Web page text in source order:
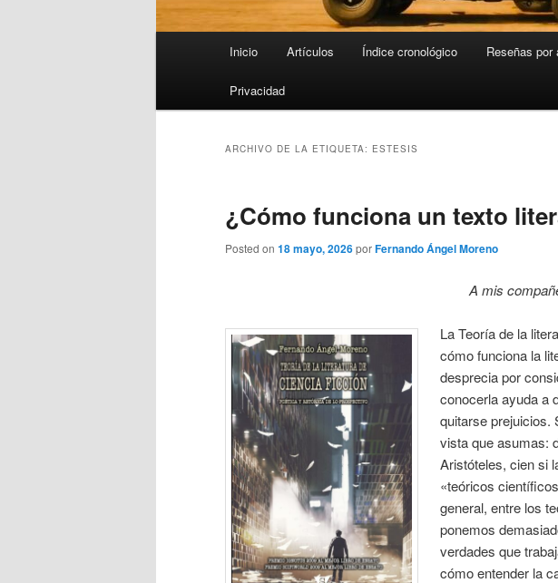
Inicio Artículos Índice cronológico Reseñas por
Privacidad
ARCHIVO DE LA ETIQUETA: ESTESIS
¿Cómo funciona un texto
Posted on 18 mayo, 2026porFernando Ángel Moreno
A mis
La Teoría de la
cómo funciona la
desprecia por
conocerla ayuda a
quitarse prejuicios.
vista que asumas:
Aristóteles, cien si
«teóricos
general, entre los
ponemos
verdades que
cómo entender la